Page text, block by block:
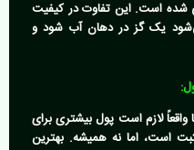
شده است. این تفاوت در کیفیت
یک گز در دهان آب شود و
لازم است پول بیشتری برای
است، اما نه همیشه. بهترین